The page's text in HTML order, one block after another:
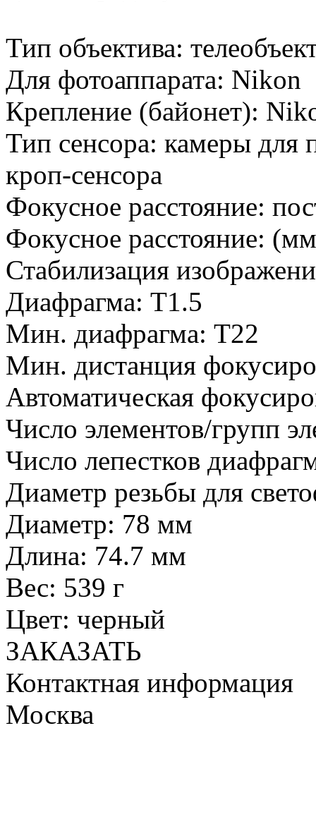
Тип объектива:
Для фотоаппарата: Nikon
Крепление (байонет):
Тип сенсора: камеры для
кроп-сенсора
Фокусное расстояние:
Фокусное расстояние:
Стабилизация
Диафрагма: T1.5
Мин. диафрагма: T22
Мин. дистанция
Автоматическая
Число элементов/групп
Число лепестков
Диаметр резьбы для
Диаметр: 78 мм
Длина: 74.7 мм
Вес: 539 г
Цвет: черный
ЗАКАЗАТЬ
Контактная информация
Москва